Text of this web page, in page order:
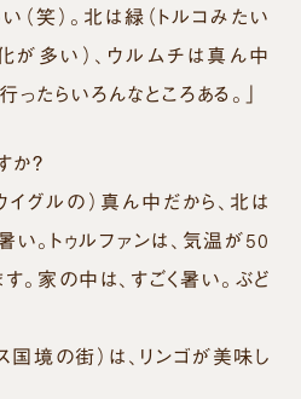
（笑）。北は緑（トルコみたい
が多い）、ウルムチは真ん中
ったらいろんなところある。」
か？
イグルの）真ん中だから、北は
。トゥルファンは、気温が50
。家の中は、すごく暑い。ぶど
国境の街）は、リンゴが美味し